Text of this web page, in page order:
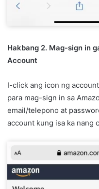
Hakbang 2. Mag-sign in
Account
I-click ang icon ng
para mag-sign in sa
email/telepono at
account kung isa ka nang